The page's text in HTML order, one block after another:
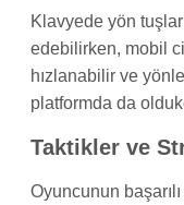
Klavyede yön
edebilirken, mobil
hızlanabilir ve
platformda da
Taktikler ve
Oyuncunun